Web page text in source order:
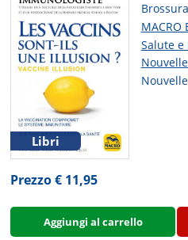
Libri
MACRO
Salute e
Prezzo € 11,95
Aggiungi al carrello